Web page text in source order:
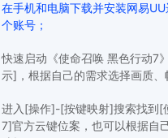
在手机和电脑下载并安装网易
个账号；
快速启动《使命召唤 黑色行动7
示]，根据自己的需求选择画质、
进入[操作]-[按键映射]搜索找到[
7]官方云键位案，也可以根据自